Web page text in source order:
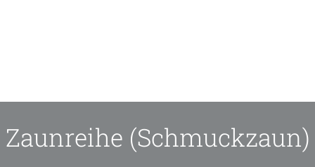
Zaunreihe (Schmuckzaun)